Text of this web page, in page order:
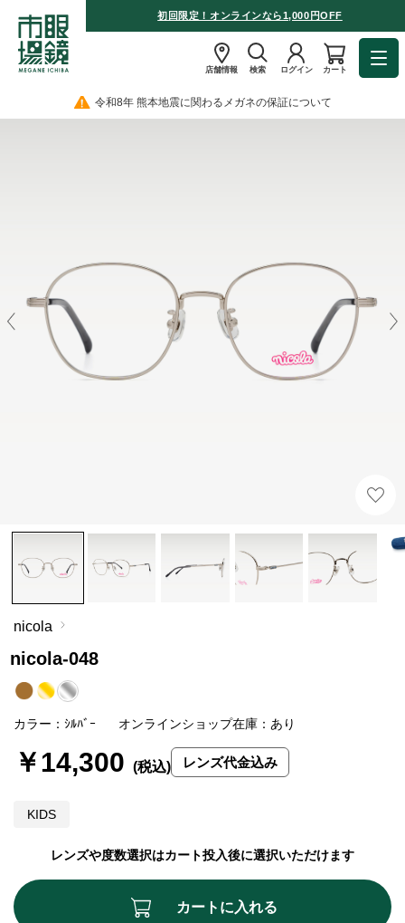
初回限定！オンラインなら1,000円OFF
店舗情報 検索 ログイン カート
令和8年 熊本地震に関わるメガネの保証について
nicola
nicola-048
KIDS
カラー：ｼﾙﾊﾞｰ オンラインショップ在庫：あり
レンズや度数選択はカート投入後に選択いただけます
￥14,300 レンズ代金込み
カートに入れる